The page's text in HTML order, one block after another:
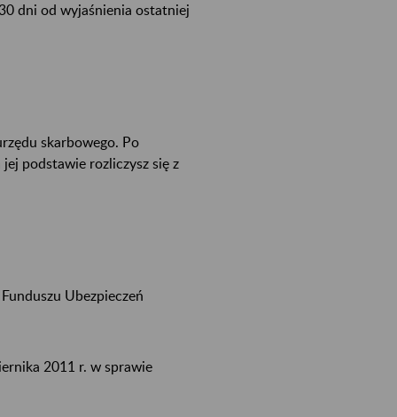
dni od wyjaśnienia ostatniej
skarbowego. Po
podstawie rozliczysz się z
Ubezpieczeń
2011 r. w sprawie